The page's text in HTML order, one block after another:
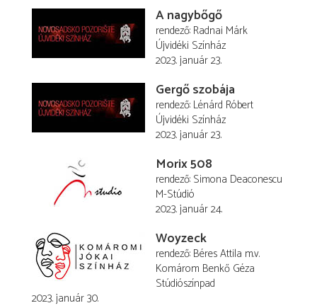
A nagybőgő
rendező Radnai Márk
Újvidéki Színház
2023. január 23.
Gergő szobája
rendező Lénárd Róbert
Újvidéki Színház
2023. január 23.
Morix 508
rendező Simona Deaconescu
M-Stúdió
2023. január 24.
Woyzeck
rendező Béres Attila m.v.
Komárom Benkő Géza
Stúdiószínpad
2023. január 30.